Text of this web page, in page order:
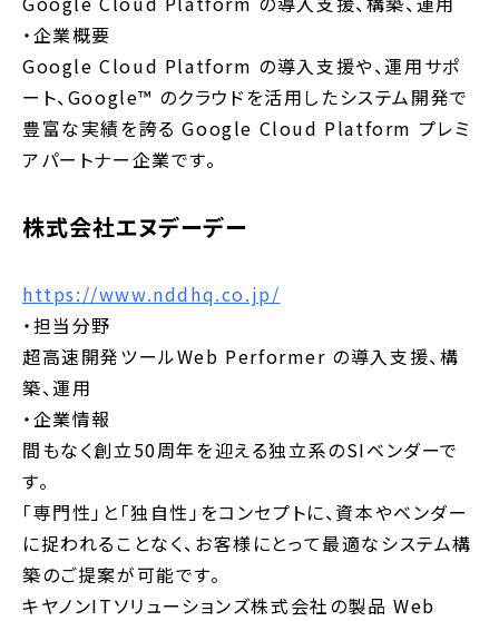
・企業概要
Google Cloud Platform の導入支援や、運用サポ
ート、Google™ のクラウドを活用したシステム開発で
豊富な実績を誇る Google Cloud Platform プレミ
アパートナー企業です。
株式会社エヌデーデー
https://www.nddhq.co.jp/
・担当分野
超高速開発ツールWeb Performer の導入支援、構
築、運用
・企業情報
間もなく創立50周年を迎える独立系のSIベンダーで
す。
「専門性」と「独自性」をコンセプトに、資本やベンダー
に捉われることなく、お客様にとって最適なシステム構
築のご提案が可能です。
キヤノンITソリューションズ株式会社の製品 Web